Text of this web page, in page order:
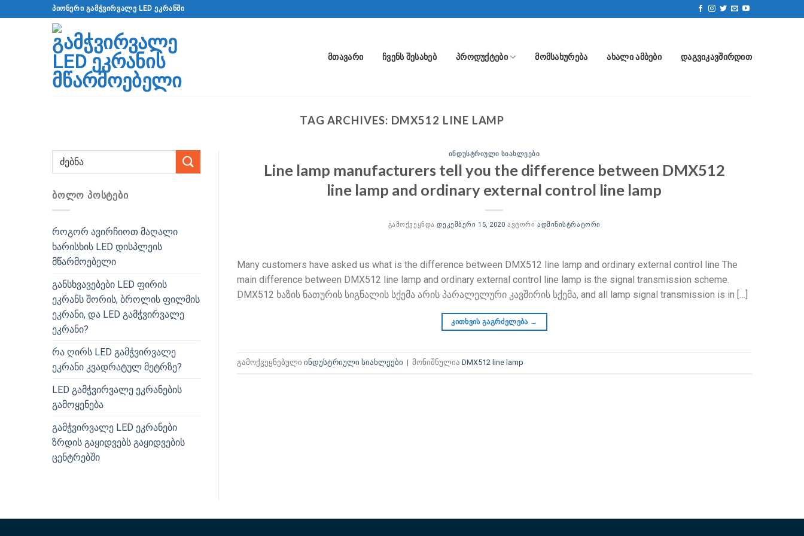
შინაარსზე
ᲞᲘᲝᲜᲔᲠᲘ ᲒᲐᲛᲭᲕᲘᲠᲕᲐᲚᲔ LED ᲔᲙᲠᲐᲜᲨᲘ
ᲛᲗᲐᲕᲐᲠᲘ ᲩᲕᲔᲜᲡ ᲨᲔᲡᲐᲮᲔᲑ ᲞᲠᲝᲓᲣᲥᲢᲔᲑᲘ ᲛᲝᲛᲡᲐᲮᲣᲠᲔᲑᲐ ᲐᲮᲐᲚᲘ ᲐᲛᲑᲔᲑᲘ ᲓᲐᲒᲕᲘᲙᲐᲕᲨᲘᲠᲓᲘᲗ
TAG ARCHIVES: DMX512 LINE LAMP
ᲑᲝᲚᲝ ᲞᲝᲡᲢᲔᲑᲘ
როგორ ავირჩიოთ მაღალი
ხარისხის LED დისპლეის
მწარმოებელი
განსხვავებები LED ფირის
ეკრანს შორის, ბროლის ფილმის
ეკრანი, და LED გამჭვირვალე
ეკრანი?
რა ღირს LED გამჭვირვალე
ეკრანი კვადრატულ მეტრზე?
LED გამჭვირვალე ეკრანების
გამოყენება
გამჭვირვალე LED ეკრანები
ზრდის გაყიდვებს გაყიდვების
ცენტრებში
ᲘᲜᲓᲣᲡᲢᲠᲘᲣᲚᲘ ᲡᲘᲐᲮᲚᲔᲔᲑᲘ
Line lamp manufacturers tell you the difference between DMX512
line lamp and ordinary external control line lamp
ᲒᲐᲛᲝᲥᲕᲔᲧᲜᲓᲐᲓᲔᲙᲔᲛᲑᲔᲠᲘ 15, 2020 ᲐᲕᲢᲝᲠᲘ ᲐᲓᲛᲘᲜᲘᲡᲢᲠᲐᲢᲝᲠᲘ
Many customers have asked us what is the difference between DMX512 line lamp and ordinary external control line The
main difference between DMX512 line lamp and ordinary external control line lamp is the signal transmission scheme
DMX512 ხაზის ნათურის სიგნალის სქემა არის პარალელური კავშირის სქემა, and all lamp signal transmission is in […]
კითხვის გაგრძელება →
გამოქვეყნებული ინდუსტრიული სიახლეები | მონიშნულია DMX512 line lamp